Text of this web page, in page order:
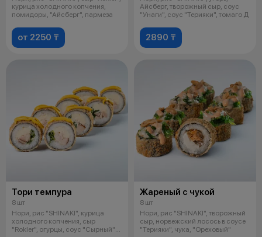
курица холодного копчения,
помидоры, "Айсберг", пармеза
от 2250 ₸
Айсберг, творожный сыр, соус
"Унаги", соус "Терияки", томаго Д
2890 ₸
Тори темпура
8 шт
Нори, рис "SHINAKI", курица
холодного копчения, сыр
"Rokler", огурцы, соус "Сырный"
Жареный с чукой
8 шт
Нори, рис "SHINAKI", творожный
сыр, норвежский лосось в соусе
"Терияки", чука, "Ореховый"